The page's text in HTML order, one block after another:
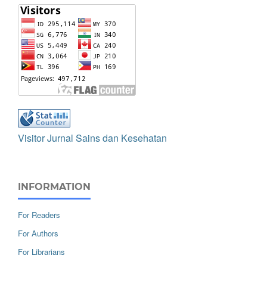
Visitor Jurnal Sains dan Kesehatan
INFORMATION
For Readers
For Authors
For Librarians